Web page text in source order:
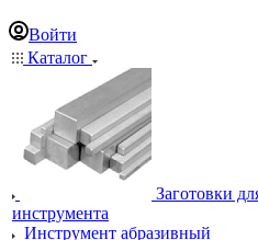
Войти
Каталог
Заготовки
инструмента
Инструмент абразивный